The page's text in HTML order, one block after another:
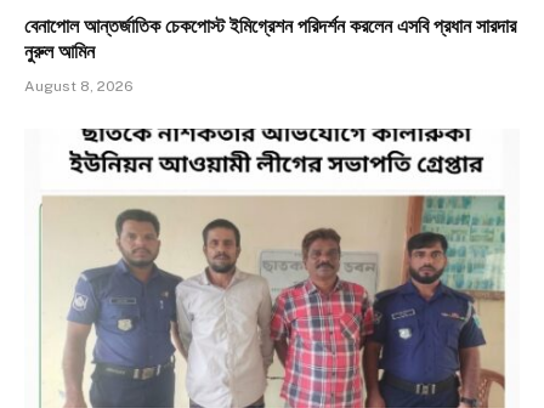
বেনাপোল আন্তর্জাতিক চেকপোস্ট ইমিগ্রেশন পরিদর্শন করলেন এসবি প্রধান সারদার
নুরুল আমিন
August 8, 2026